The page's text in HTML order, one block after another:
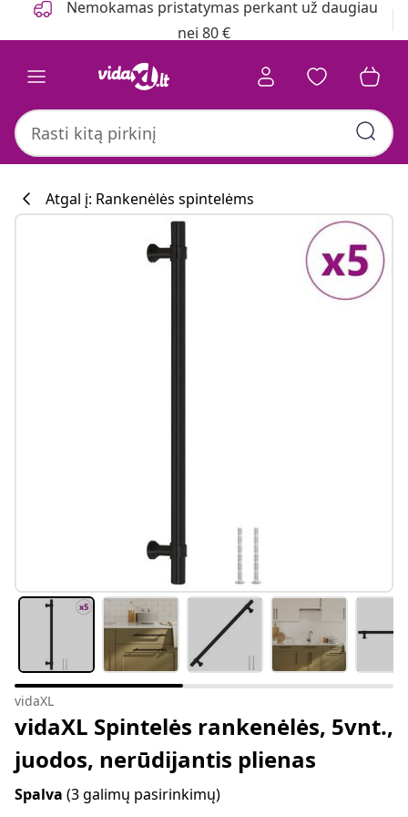
Nemokamas pristatymas perkant už daugiau
nei 80 €
Atgal į: Rankenėlės spintelėms
vidaXL
vidaXL Spintelės rankenėlės, 5vnt.,
juodos, nerūdijantis plienas
Spalva (3 galimų pasirinkimų)